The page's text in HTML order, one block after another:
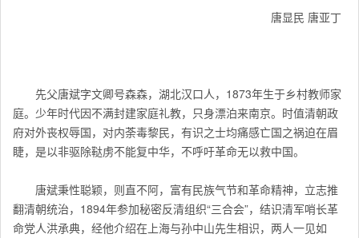
唐显民 唐亚丁
先父唐斌字文卿号森森，湖北汉口人，1873年生于乡村教师家
庭。少年时代因不满封建家庭礼教，只身漂泊来南京。时值清朝政
府对外丧权辱国，对内荼毒黎民，有识之士均痛感亡国之祸迫在眉
睫，是以非驱除鞑虏不能复中华，不呼吁革命无以救中国。
唐斌秉性聪颖，则直不阿，富有民族气节和革命精神，立志推
翻清朝统治，1894年参加秘密反清组织“三合会”，结识清军哨长革
命党人洪承典，经他介绍在上海与孙中山先生相识，两人一见如